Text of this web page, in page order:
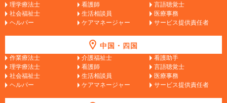
理学療法士
看護師
言語聴覚士
社会福祉士
生活相談員
医療事務
ヘルパー
ケアマネージャー サービス提供責任者
中国・四国
作業療法士 介護福祉士
看護助手
理学療法士
看護師
言語聴覚士
社会福祉士
生活相談員
医療事務
ヘルパー
ケアマネージャー サービス提供責任者